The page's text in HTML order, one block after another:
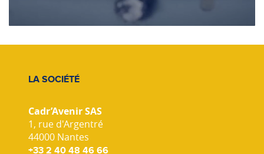
LA SOCIÉTÉ
Cadr’Avenir SAS
1, rue d'Argentré
44000 Nantes
+33 2 40 48 46 66